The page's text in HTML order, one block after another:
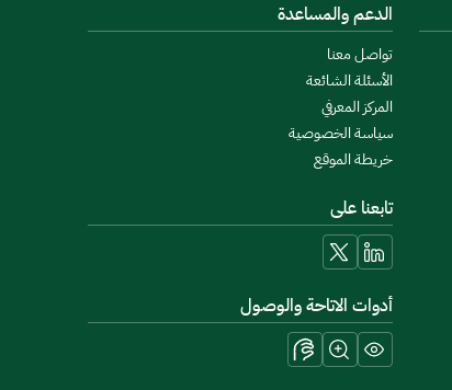
الدعم والمساعدة
تواصل معنا
الأسئلة الشائعة
المركز المعرفي
سياسة الخصوصية
خريطة الموقع
تابعنا على
linkedin
x
أدوات الاتاحة والوصول